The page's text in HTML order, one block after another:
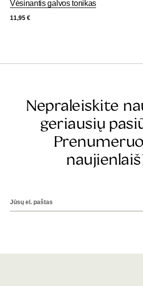
Vėsinantis galvos tonikas
11,95 €
Nepraleiskite
geriausių